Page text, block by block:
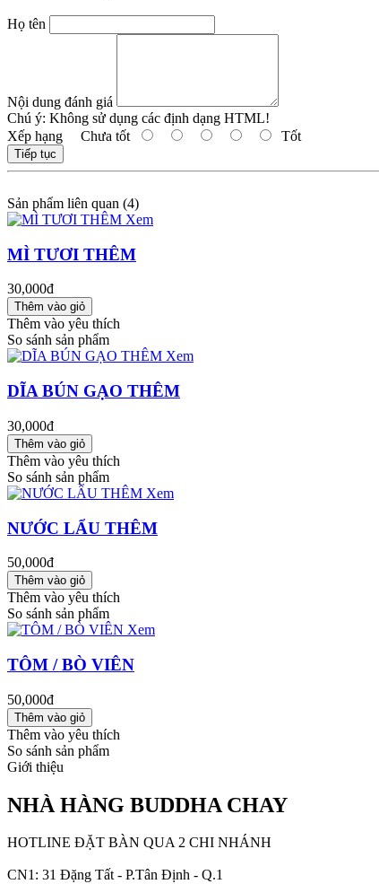
Họ tên
Nội dung đánh giá
Chú ý: Không sử dụng các định dạng HTML!
Xếp hạng Chưa tốt Tốt
Tiếp tục
Sản phẩm liên quan (4)
Xem
MÌ TƯƠI THÊM
30,000đ
Thêm vào yêu thích
So sánh sản phẩm
Xem
DĨA BÚN GẠO THÊM
30,000đ
Thêm vào yêu thích
So sánh sản phẩm
Xem
NƯỚC LẨU THÊM
50,000đ
Thêm vào yêu thích
So sánh sản phẩm
Xem
TÔM / BÒ VIÊN
50,000đ
Thêm vào yêu thích
So sánh sản phẩm
Giới thiệu
NHÀ HÀNG BUDDHA CHAY
HOTLINE ĐẶT BÀN QUA 2 CHI NHÁNH
CN1: 31 Đặng Tất - P.Tân Định - Q.1